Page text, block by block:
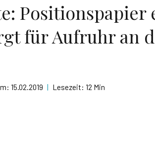
Positionspapier
für Aufruhr an
15.02.2019 | Lesezeit: 12 Min